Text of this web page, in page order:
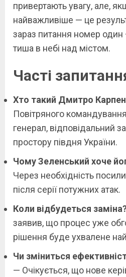
привертають увагу, але,
найважливіше — це
зараз питання номер один
тиша в небі над містом.
Часті
Хто такий Дмитро
Повітряного
генерал, відповідальний
простору півдня України.
Чому Зеленський хоче
Через необхідність
після серії потужних атак.
Коли відбудеться
заявив, що процес уже
рішення буде ухвалене
Чи зміниться
— Очікується, що нове